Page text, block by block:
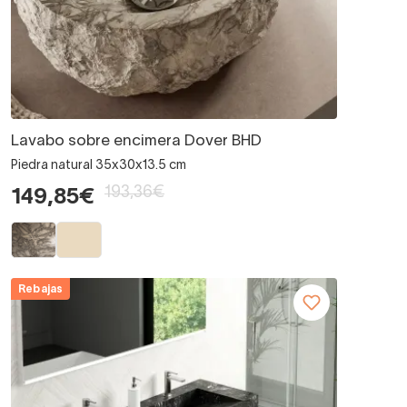
Lavabo sobre encimera Dover BHD
Piedra natural 35x30x13.5 cm
149,85€ 193,36€
Rebajas